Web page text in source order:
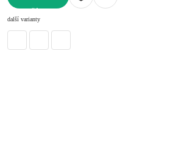
další varianty